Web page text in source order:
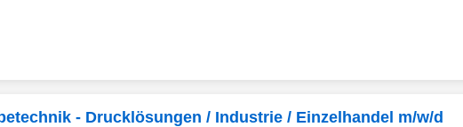
- Drucklösungen / Industrie / Einzelhandel m/w/d